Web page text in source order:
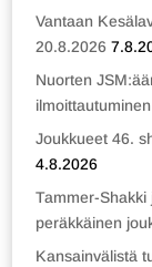
Vantaan
20.8.2026
Nuorten
Joukkueet 46.
4.8.2026
Tammer-
peräkkäinen
Kansainvälistä